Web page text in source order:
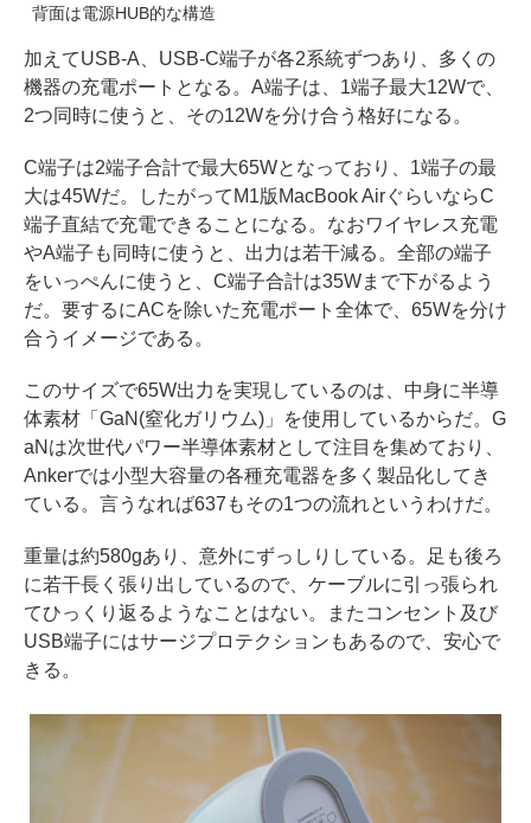
背面は電源HUB的な構造
加えてUSB-A、USB-C端子が各2系統ずつあり、多くの
機器の充電ポートとなる。A端子は、1端子最大12Wで、
2つ同時に使うと、その12Wを分け合う格好になる。
C端子は2端子合計で最大65Wとなっており、1端子の最
大は45Wだ。したがってM1版MacBook AirぐらいならC
端子直結で充電できることになる。なおワイヤレス充電
やA端子も同時に使うと、出力は若干減る。全部の端子
をいっぺんに使うと、C端子合計は35Wまで下がるよう
だ。要するにACを除いた充電ポート全体で、65Wを分け
合うイメージである。
このサイズで65W出力を実現しているのは、中身に半導
体素材「GaN(窒化ガリウム)」を使用しているからだ。G
aNは次世代パワー半導体素材として注目を集めており、
Ankerでは小型大容量の各種充電器を多く製品化してき
ている。言うなれば637もその1つの流れというわけだ。
重量は約580gあり、意外にずっしりしている。足も後ろ
に若干長く張り出しているので、ケーブルに引っ張られ
てひっくり返るようなことはない。またコンセント及び
USB端子にはサージプロテクションもあるので、安心で
きる。